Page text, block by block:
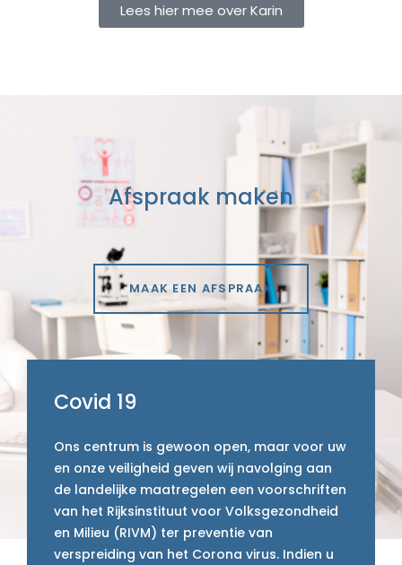
Lees hier mee over Karin
Afspraak maken
MAAK EEN AFSPRAAK
Covid 19
Ons centrum is gewoon open, maar voor uw
en onze veiligheid geven wij navolging aan
de landelijke maatregelen een voorschriften
van het Rijksinstituut voor Volksgezondheid
en Milieu (RIVM) ter preventie van
verspreiding van het Corona virus. Indien u